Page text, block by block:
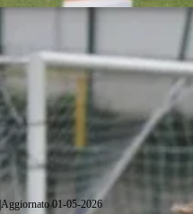
|Aggiornato 01-05-2026